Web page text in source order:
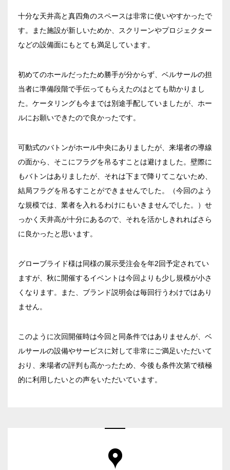
十分な天井高と真四角のスペースは非常に使いやすかったで
す。また施設が新しいためか、スクリーンやプロジェクター
などの設備面にもとても満足しています。
初めてのホールだったため勝手が分からず、ベルサールの担
当者に準備段階で手伝ってもらえたのはとても助かりまし
た。ケータリングも今までは別途手配していましたが、ホー
ルにお願いできたので良かったです。
可動式のバトンがホール中央にありましたが、来場者の導線
の面から、そこにフラグを吊るすことは避けました。壁際に
もバトンはありましたが、それは下まで降りてこないため、
結局フラグを吊るすことができませんでした。（今回のよう
な規模では、業者を入れるわけにもいきませんでした。）せ
っかく天井高が十分にあるので、それを活かしきれればさら
に良かったと思います。
グローブライド様は同様の展示受注会を年2回予定されてい
ますが、秋に開催するイベントは今回よりも少し規模が小さ
くなります。また、ブランド説明会は毎回行うわけではあり
ません。
このように次回開催時は今回と同条件ではありませんが、ベ
ルサールの設備やサービスに対して非常にご満足いただいて
おり、来場者の評判も高かったため、今後も条件次第で積極
的に利用したいとの声をいただいています。
こちらの 会議室の空室状況は
お電話でのお問合せ
03-3346-1396
受付時間 9:00～18:00（土日祝日・年末年始を除く）
WEBからのお問合せ
お問合せフォーム
人数／レイアウト
スクール
2名掛け
スクール
3名掛け
シアター
形式
イベントホール 会議室
こだわり条件